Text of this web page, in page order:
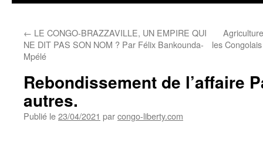
← LE CONGO-BRAZZAVILLE, UN EMPIRE QUI
NE DIT PAS SON NOM ? Par Félix Bankounda-
Mpélé
les
Rebondissement de l’affaire
autres.
Publié le23/04/2021 parcongo-liberty.com